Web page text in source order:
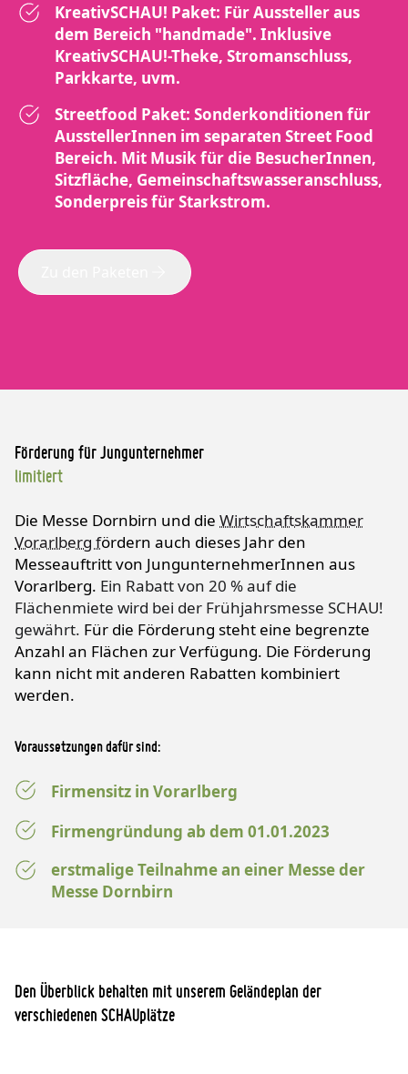
KreativSCHAU! Paket: Für Aussteller aus
dem Bereich "handmade". Inklusive
KreativSCHAU!-Theke, Stromanschluss,
Parkkarte, uvm.
Streetfood Paket: Sonderkonditionen für
AusstellerInnen im separaten Street Food
Bereich. Mit Musik für die BesucherInnen,
Sitzfläche, Gemeinschaftswasseranschluss,
Sonderpreis für Starkstrom.
Förderung für Jungunternehmer
limitiert
Die Messe Dornbirn und die Wirtschaftskammer
Vorarlberg fördern auch dieses Jahr den
Messeauftritt von JungunternehmerInnen aus
Vorarlberg. Ein Rabatt von 20 % auf die
Flächenmiete wird bei der Frühjahrsmesse SCHAU!
gewährt. Für die Förderung steht eine begrenzte
Anzahl an Flächen zur Verfügung. Die Förderung
kann nicht mit anderen Rabatten kombiniert
werden.
Voraussetzungen dafür sind:
Firmensitz in Vorarlberg
Firmengründung ab dem 01.01.2023
erstmalige Teilnahme an einer Messe der
Messe Dornbirn
Den Überblick behalten mit unserem Geländeplan der
verschiedenen SCHAUplätze